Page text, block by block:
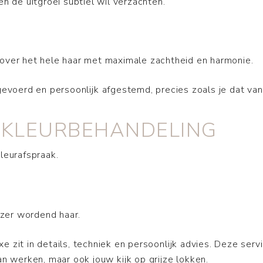
het hele haar met maximale zachtheid en harmonie.
en persoonlijk afgestemd, precies zoals je dat
wordend haar.
zit in details, techniek en persoonlijk advies. Deze
werken, maar ook jouw kijk op grijze lokken.